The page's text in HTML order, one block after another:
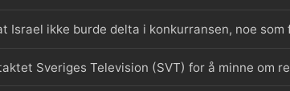
Israel ikke burde delta i konkurransen, noe
Sveriges Television (SVT) for å minne om